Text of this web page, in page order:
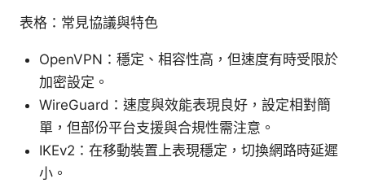
表格：常見協議與特色
OpenVPN：穩定、相容性高，但速度有時受限於
加密設定。
WireGuard：速度與效能表現良好，設定相對簡
單，但部份平台支援與合規性需注意。
IKEv2：在移動裝置上表現穩定，切換網路時延遲
小。